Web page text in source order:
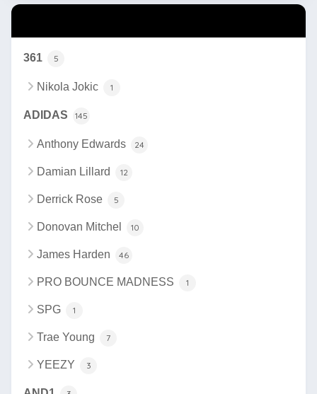
361 5
Nikola Jokic 1
ADIDAS 145
Anthony Edwards 24
Damian Lillard 12
Derrick Rose 5
Donovan Mitchel 10
James Harden 46
PRO BOUNCE MADNESS 1
SPG 1
Trae Young 7
YEEZY 3